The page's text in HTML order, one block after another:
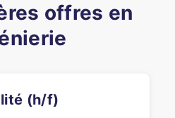
offres en
(h/f)